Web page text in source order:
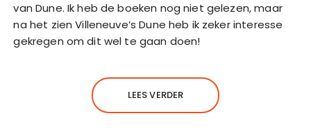
van Dune. Ik heb de boeken nog niet gelezen, maar
na het zien Villeneuve’s Dune heb ik zeker interesse
gekregen om dit wel te gaan doen!
LEES VERDER